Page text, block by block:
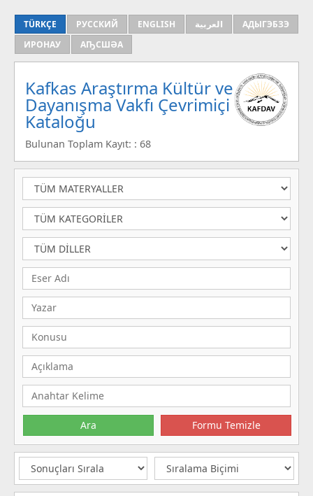
TÜRKÇE РУССКИЙ ENGLISH العربية
АДЫГЭБЗЭ
ИРОНАУ
АҦСШӘА
Kafkas Araştırma Kültür ve
Dayanışma Vakfı Çevrimiçi
Kataloğu
Bulunan Toplam Kayıt: : 68